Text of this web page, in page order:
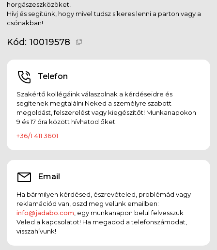
horgászeszközöket!
Hívj és segítünk, hogy mivel tudsz sikeres lenni a parton vagy a
csónakban!
Kód: 10019578
Telefon
Szakértő kollégáink válaszolnak a kérdéseidre és
segítenek megtalálni Neked a személyre szabott
megoldást, felszerelést vagy kiegészítőt! Munkanapokon
9 és 17 óra között hívhatod őket.
+36/1 411 3601
Email
Ha bármilyen kérdésed, észrevételed, problémád vagy
reklamációd van, oszd meg velünk emailben:
info@jadabo.com, egy munkanapon belül felvesszük
Veled a kapcsolatot! Ha megadod a telefonszámodat,
visszahívunk!